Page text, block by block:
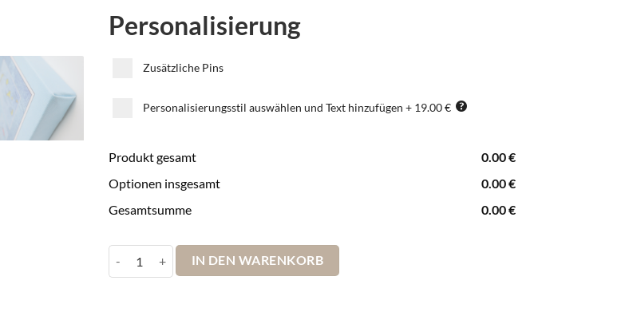
Personalisierung
Zusätzliche Pins
Personalisierungsstil auswählen und Text hinzufügen + 19.00 €
Produkt gesamt 0.00€
Optionen insgesamt
0.00€
Gesamtsumme
0.00€
Pinnwand Europakarte Leinwandbild Blau - farbige Länder Menge
IN DEN WARENKORB